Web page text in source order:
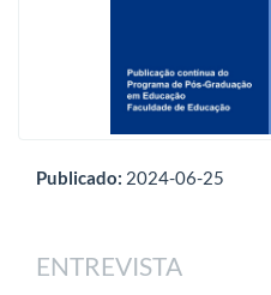
Publicado: 2024-06-25
ENTREVISTA